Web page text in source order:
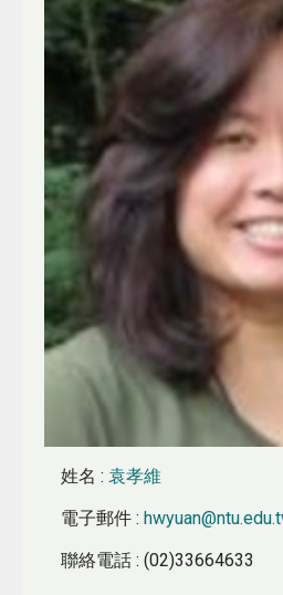
姓名 : 袁孝維
電子郵件 :
聯絡電話 : (02)33664633